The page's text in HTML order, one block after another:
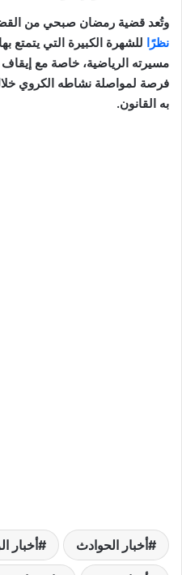
وتُعد قضية رمضان صبحي من
نظرًا للشهرة الكبيرة التي يتمتع
مسيرته الرياضية، خاصة مع إيقاف
فرصة لمواصلة نشاطه الكروي
به القانون.
أخبار الحوادث أخبار